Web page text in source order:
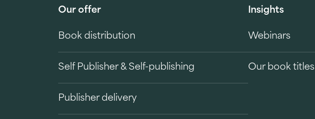
Our offer
Book distribution
Self Publisher & Self-publishing
Publisher delivery
Insights
Webinars
Our book titles